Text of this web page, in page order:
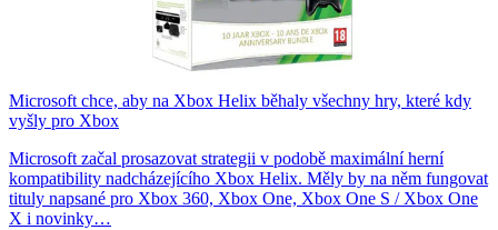
Microsoft chce, aby na Xbox Helix běhaly všechny hry, které kdy
vyšly pro Xbox
Microsoft začal prosazovat strategii v podobě maximální herní
kompatibility nadcházejícího Xbox Helix. Měly by na něm fungovat
tituly napsané pro Xbox 360, Xbox One, Xbox One S / Xbox One
X i novinky…